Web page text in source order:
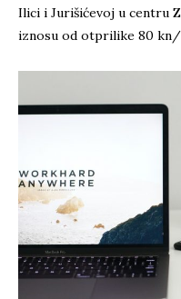
Ilici i Jurišićevoj u centru
iznosu od otprilike 80 kn/